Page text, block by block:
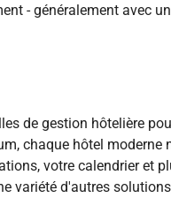
- généralement avec
de gestion hôtelière
chaque hôtel moderne
votre calendrier et
variété d'autres